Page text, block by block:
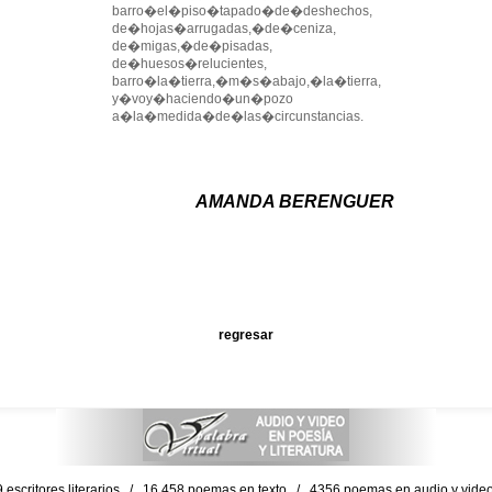
barro�el�piso�tapado�de�deshechos,
de�hojas�arrugadas,�de�ceniza,
de�migas,�de�pisadas,
de�huesos�relucientes,
barro�la�tierra,�m�s�abajo,�la�tierra,
y�voy�haciendo�un�pozo
a�la�medida�de�las�circunstancias.
AMANDA BERENGUER
regresar